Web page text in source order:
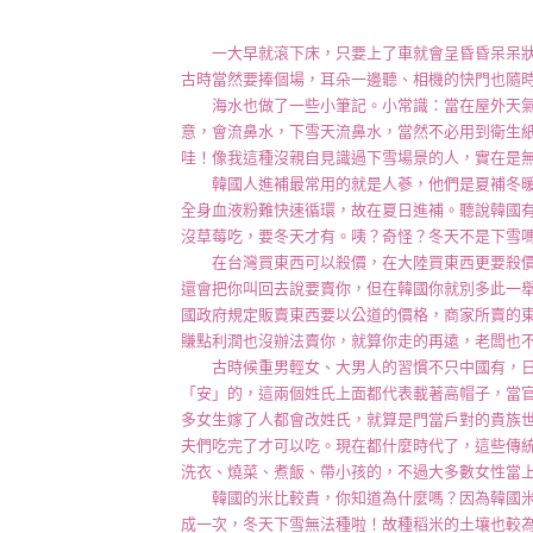
一大早就滾下床，只要上了車就會呈昏昏呆呆
古時當然要捧個場，耳朵一邊聽、相機的快門也隨
海水也做了一些小筆記。小常識：當在屋外天
意，會流鼻水，下雪天流鼻水，當然不必用到衛生
哇！像我這種沒親自見識過下雪場景的人，實在是
韓國人進補最常用的就是人蔘，他們是夏補冬
全身血液粉難快速循環，故在夏日進補。聽說韓國
沒草莓吃，要冬天才有。咦？奇怪？冬天不是下雪
在台灣買東西可以殺價，在大陸買東西更要殺
還會把你叫回去說要賣你，但在韓國你就別多此
國政府規定販賣東西要以公道的價格，商家所賣的
賺點利潤也沒辦法賣你，就算你走的再遠，老闆也
古時候重男輕女、大男人的習慣不只中國有，
「安」的，這兩個姓氏上面都代表載著高帽子，
多女生嫁了人都會改姓氏，就算是門當戶對的貴族
夫們吃完了才可以吃。現在都什麼時代了，這些傳
洗衣、燒菜、煮飯、帶小孩的，不過大多數女性當
韓國的米比較貴，你知道為什麼嗎？因為韓國
成一次，冬天下雪無法種啦！故種稻米的土壤也較